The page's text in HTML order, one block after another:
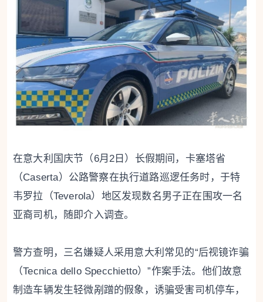
在意大利国庆节（6月2日）长假期间，卡塞塔省
（Caserta）公路警察在执行道路巡逻任务时，于特
韦罗拉（Teverola）地区发现数名男子正在围攻一名
亚裔司机，随即介入调查。
警方查明，三名嫌疑人采用意大利常见的“后视镜诈骗
（Tecnica dello Specchietto）”作案手法。他们故意
制造车辆发生轻微剐蹭的假象，诱骗受害司机停车，